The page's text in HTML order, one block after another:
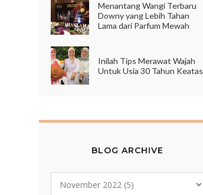
Menantang Wangi Terbaru
Downy yang Lebih Tahan
Lama dari Parfum Mewah
Inilah Tips Merawat Wajah
Untuk Usia 30 Tahun Keatas
BLOG ARCHIVE